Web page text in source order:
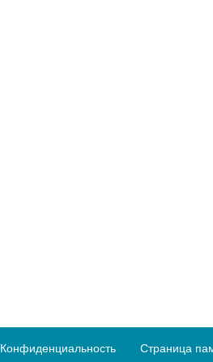
Конфиденциальность Страница